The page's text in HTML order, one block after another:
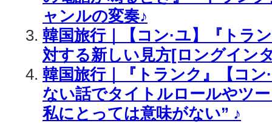
ャンルの変奏♪
韓国旅行｜【コン·ユ】『トラ
対する新しい見方[ロングイン
韓国旅行｜『トランク』【コン
ない話でタイトルロールやツ
私にとっては意味がない” ♪